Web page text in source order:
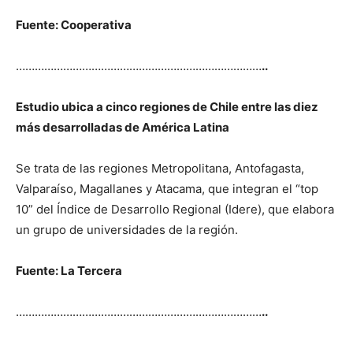
Fuente: Cooperativa
……………………………………………………………………..
Estudio ubica a cinco regiones de Chile entre las diez
más desarrolladas de América Latina
Se trata de las regiones Metropolitana, Antofagasta,
Valparaíso, Magallanes y Atacama, que integran el “top
10” del Índice de Desarrollo Regional (Idere), que elabora
un grupo de universidades de la región.
Fuente: La Tercera
……………………………………………………………………..